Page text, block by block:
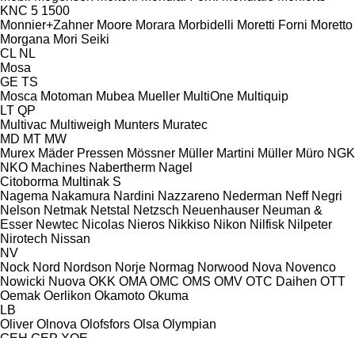
KNC 5 1500
Monnier+Zahner Moore Morara Morbidelli Moretti Forni Moretto
Morgana Mori Seiki
CL NL
Mosa
GE TS
Mosca Motoman Mubea Mueller MultiOne Multiquip
LT QP
Multivac Multiweigh Munters Muratec
MD MT MW
Murex Mäder Pressen Mössner Müller Martini Müller Müro NGK
NKO Machines Nabertherm Nagel
Citoborma Multinak S
Nagema Nakamura Nardini Nazzareno Nederman Neff Negri
Nelson Netmak Netstal Netzsch Neuenhauser Neuman &
Esser Newtec Nicolas Nieros Nikkiso Nikon Nilfisk Nilpeter
Nirotech Nissan
NV
Nock Nord Nordson Norje Normag Norwood Nova Novenco
Nowicki Nuova OKK OMA OMC OMS OMV OTC Daihen OTT
Oemak Oerlikon Okamoto Okuma
LB
Oliver Olnova Olofsfors Olsa Olympian